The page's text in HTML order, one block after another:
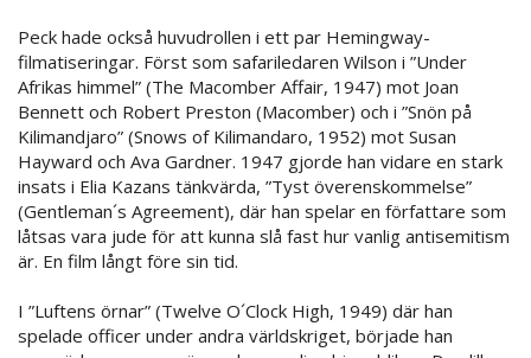
Peck hade också huvudrollen i ett par Hemingway-
filmatiseringar. Först som safariledaren Wilson i ”Under
Afrikas himmel” (The Macomber Affair, 1947) mot Joan
Bennett och Robert Preston (Macomber) och i ”Snön på
Kilimandjaro” (Snows of Kilimandaro, 1952) mot Susan
Hayward och Ava Gardner. 1947 gjorde han vidare en stark
insats i Elia Kazans tänkvärda, ”Tyst överenskommelse”
(Gentleman´s Agreement), där han spelar en författare som
låtsas vara jude för att kunna slå fast hur vanlig antisemitism
är. En film långt före sin tid.
I ”Luftens örnar” (Twelve O´Clock High, 1949) där han
spelade officer under andra världskriget, började han